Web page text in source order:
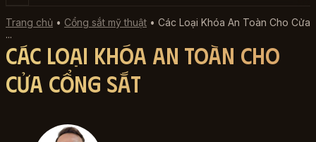
Trang chủ • Cổng sắt mỹ thuật • Các Loại Khóa An Toàn Cho Cửa
...
Các Loại Khóa An Toàn Cho
Cửa Cổng Sắt